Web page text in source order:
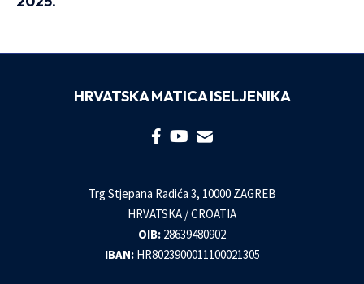
HRVATSKA MATICA ISELJENIKA
Trg Stjepana Radića 3, 10000 ZAGREB
HRVATSKA / CROATIA
OIB: 28639480902
IBAN: HR8023900011100021305